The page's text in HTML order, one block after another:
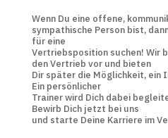
Wenn Du eine offene,
sympathische Person bist,
für eine
Vertriebsposition suchen! Wir
den Vertrieb vor und bieten
Dir später die Möglichkeit, ein
Ein persönlicher
Trainer wird Dich dabei
Bewirb Dich jetzt bei uns
und starte Deine Karriere im